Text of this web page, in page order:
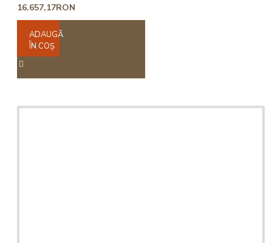
16.657,17RON
ADAUGĂ
ÎN COŞ